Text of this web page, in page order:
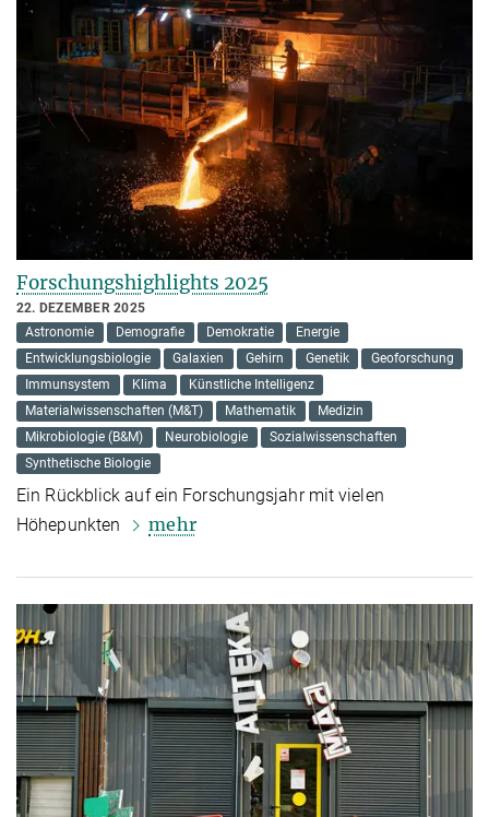
Forschungshighlights 2025
22. DEZEMBER 2025
Astronomie
Demografie Demokratie
Energie
Entwicklungsbiologie
Galaxien Gehirn Genetik
Geoforschung
Immunsystem
Klima
Künstliche Intelligenz
Materialwissenschaften (M&T)
Mathematik
Medizin
Mikrobiologie (B&M)
Neurobiologie
Sozialwissenschaften
Synthetische Biologie
Ein Rückblick auf ein Forschungsjahr mit vielen
Höhepunkten
mehr